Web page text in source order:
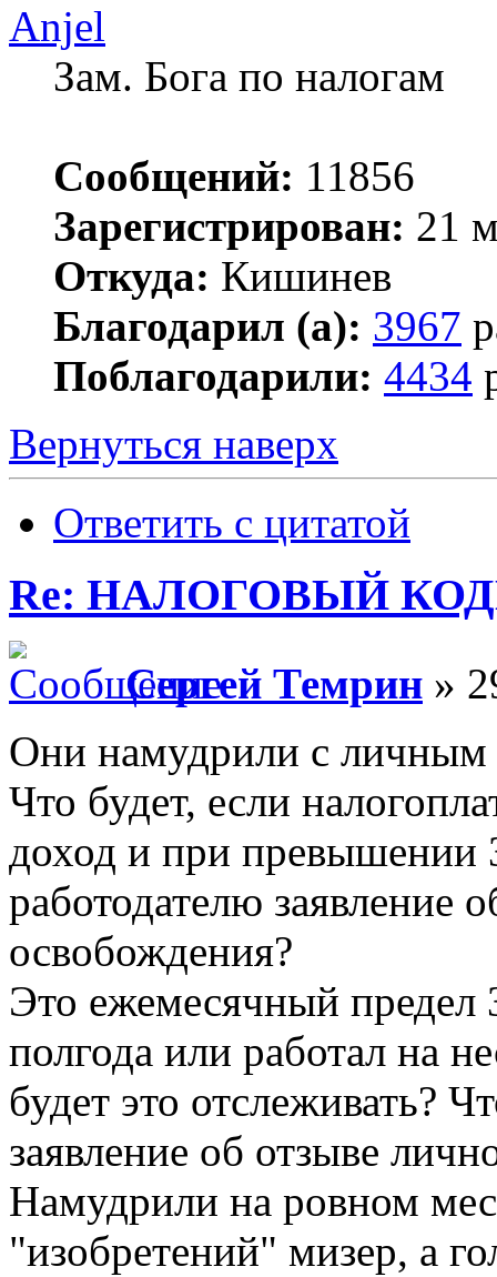
Anjel
Зам. Бога по налогам
Сообщений: 11856
Зарегистрирован: 21
Откуда: Кишинев
Благодарил (а): 3967
Поблагодарили: 4434
Вернуться наверх
Ответить с цитатой
Re: НАЛОГОВЫЙ
Сергей Темрин »
Они намудрили с личным
Что будет, если
доход и при превышении
работодателю заявление
освобождения?
Это ежемесячный предел
полгода или работал на
будет это отслеживать?
заявление об отзыве
Намудрили на ровном
"изобретений" мизер, а